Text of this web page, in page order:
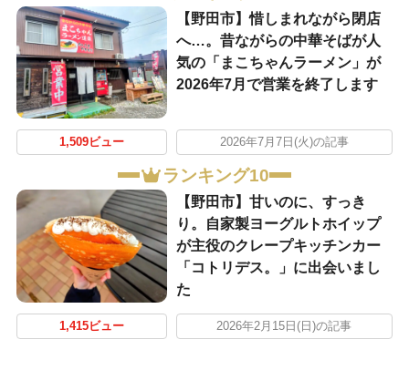
【野田市】惜しまれながら閉店
へ…。昔ながらの中華そばが人
気の「まこちゃんラーメン」が
2026年7月で営業を終了します
1,509ビュー 2026年7月7日(火)の記事
ランキング10
【野田市】甘いのに、すっき
り。自家製ヨーグルトホイップ
が主役のクレープキッチンカー
「コトリデス。」に出会いまし
た
1,415ビュー 2026年2月15日(日)の記事